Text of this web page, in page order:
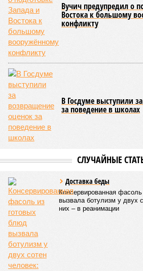
Вучич предупредил о
Востока к большому
конфликту
В Госдуме выступили
за поведение в школах
СЛУЧАЙНЫЕ
Доставка беды
Консервированная
вызвала ботулизм у двух
них – в реанимации